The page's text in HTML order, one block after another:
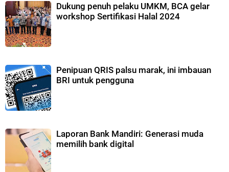
Dukung penuh pelaku UMKM, BCA gelar
workshop Sertifikasi Halal 2024
Penipuan QRIS palsu marak, ini imbauan
BRI untuk pengguna
Laporan Bank Mandiri: Generasi muda
memilih bank digital